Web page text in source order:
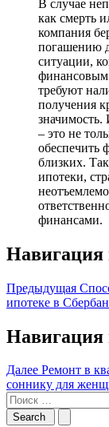
В случае
как смерть
компания
погашению
ситуации,
финансовым
требуют
получения
значимость.
– это не
обеспечить
близких.
ипотеки,
финансами.
Навигация
Предыдущая
ипотеке в
Навигация
Далее Ремонт в
соннику для